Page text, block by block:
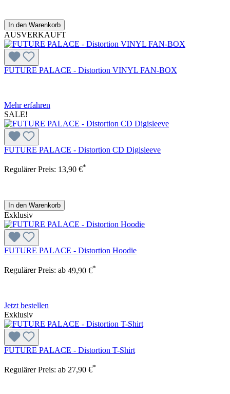
In den Warenkorb
AUSVERKAUFT
FUTURE PALACE - Distortion VINYL FAN-BOX
Mehr erfahren
SALE!
FUTURE PALACE - Distortion CD Digisleeve
Regulärer Preis: 13,90 €*
In den Warenkorb
Exklusiv
FUTURE PALACE - Distortion Hoodie
Regulärer Preis: ab 49,90 €*
Jetzt bestellen
Exklusiv
FUTURE PALACE - Distortion T-Shirt
Regulärer Preis: ab 27,90 €*